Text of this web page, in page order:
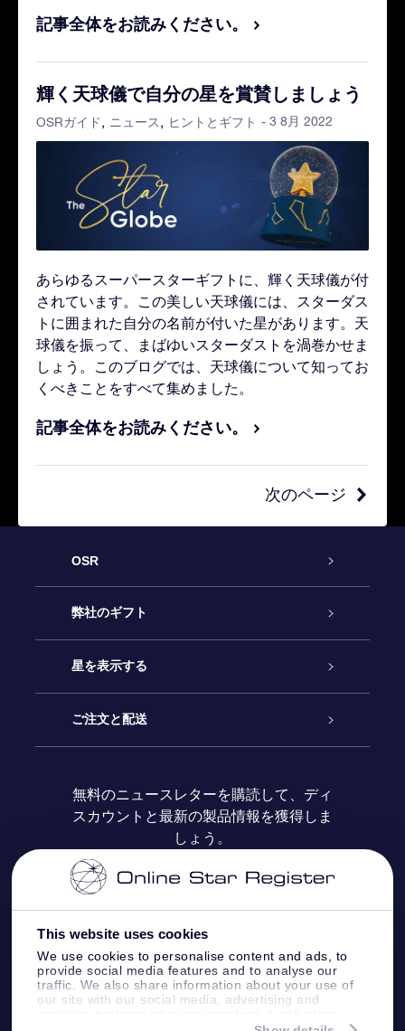
This website uses cookies
We use cookies to personalise content and ads, to
provide social media features and to analyse our
traffic. We also share information about your use of
our site with our social media, advertising and
information that you’ve provided to them or that
記事全体をお読みください。
輝く天球儀で自分の星を賞賛しましょう
OSRガイド ニュース ヒントとギフト - 3 8月 2022
あらゆるスーパースターギフトに、輝く天球儀が付
されています。この美しい天球儀には、スターダス
トに囲まれた自分の名前が付いた星があります。天
球儀を振って、まばゆいスターダストを渦巻かせま
しょう。このブログでは、天球儀について知ってお
くべきことをすべて集めました。
記事全体をお読みください。
次のページ
OSR
カスタマーサービス
お問い合わせ
ブログ
レビュー
弊社のギフト
Online Starギフト
OSRギフトパック
OSR ギフトカード
法人ギフト
星を表示する
星の登録
カスタマイズされたStar Page
One Million Stars
OSR Starsaver
星間飛行VRアプリ
ご注文と配送
お支払いに関する情報
配送に関する情報
返品ポリシ
星座
無料のニュースレターを購読して、ディ
スカウントと最新の製品情報を獲得しま
しょう。